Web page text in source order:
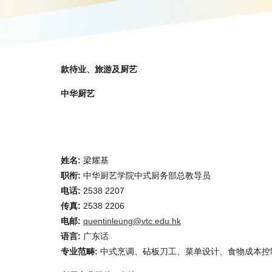
款待业、旅游及厨艺
中华厨艺
姓名: 梁耀基
职衔: 中华厨艺学院中式厨务部总教导员
电话: 2538 2207
传真: 2538 2206
电邮: quentinleung@vtc.edu.hk
语言: 广东话
专业范畴: 中式烹调、砧板刀工、菜单设计、食物成本控